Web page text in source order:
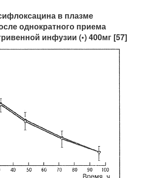
в плазме
однократного приема
инфузии (•) 400мг [57]